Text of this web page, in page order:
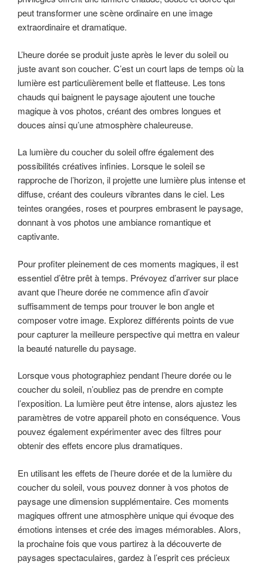
peut transformer une scène ordinaire en une image
extraordinaire et dramatique.
L’heure dorée se produit juste après le lever du soleil ou
juste avant son coucher. C’est un court laps de temps où la
lumière est particulièrement belle et flatteuse. Les tons
chauds qui baignent le paysage ajoutent une touche
magique à vos photos, créant des ombres longues et
douces ainsi qu’une atmosphère chaleureuse.
La lumière du coucher du soleil offre également des
possibilités créatives infinies. Lorsque le soleil se
rapproche de l’horizon, il projette une lumière plus intense et
diffuse, créant des couleurs vibrantes dans le ciel. Les
teintes orangées, roses et pourpres embrasent le paysage,
donnant à vos photos une ambiance romantique et
captivante.
Pour profiter pleinement de ces moments magiques, il est
essentiel d’être prêt à temps. Prévoyez d’arriver sur place
avant que l’heure dorée ne commence afin d’avoir
suffisamment de temps pour trouver le bon angle et
composer votre image. Explorez différents points de vue
pour capturer la meilleure perspective qui mettra en valeur
la beauté naturelle du paysage.
Lorsque vous photographiez pendant l’heure dorée ou le
coucher du soleil, n’oubliez pas de prendre en compte
l’exposition. La lumière peut être intense, alors ajustez les
paramètres de votre appareil photo en conséquence. Vous
pouvez également expérimenter avec des filtres pour
obtenir des effets encore plus dramatiques.
En utilisant les effets de l’heure dorée et de la lumière du
coucher du soleil, vous pouvez donner à vos photos de
paysage une dimension supplémentaire. Ces moments
magiques offrent une atmosphère unique qui évoque des
émotions intenses et crée des images mémorables. Alors,
la prochaine fois que vous partirez à la découverte de
paysages spectaculaires, gardez à l’esprit ces précieux